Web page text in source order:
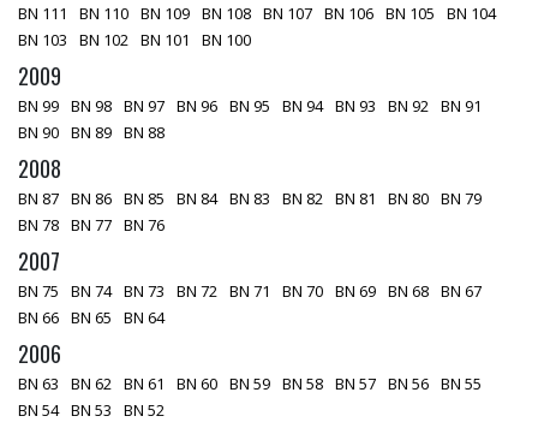
BN 111 BN 110 BN 109 BN 108 BN 107 BN 106 BN 105
BN 104
BN 103
BN 102 BN 101 BN 100
2009
BN 99 BN 98 BN 97 BN 96 BN 95 BN 94 BN 93 BN 92 BN 91
BN 90 BN 89 BN 88
2008
BN 87 BN 86 BN 85 BN 84 BN 83 BN 82 BN 81 BN 80 BN 79
BN 78 BN 77 BN 76
2007
BN 75 BN 74 BN 73 BN 72 BN 71 BN 70 BN 69 BN 68 BN 67
BN 66 BN 65 BN 64
2006
BN 63 BN 62 BN 61 BN 60 BN 59 BN 58 BN 57 BN 56 BN 55
BN 54 BN 53 BN 52